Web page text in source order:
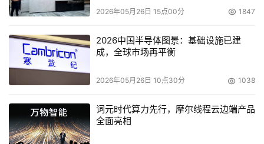
2026年05月26日 15点00分 1847
2026中国半导体图景：基础设施已建
成，全球市场再平衡
2026年05月26日 10点30分 1038
词元时代算力先行，摩尔线程云边端产品
全面亮相